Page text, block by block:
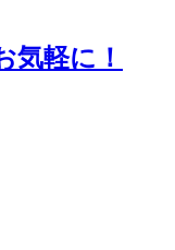
気軽に！